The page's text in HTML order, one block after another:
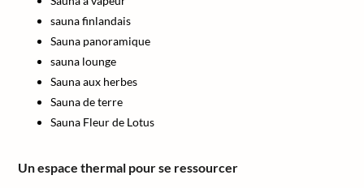
sauna finlandais
Sauna panoramique
sauna lounge
Sauna aux herbes
Sauna de terre
Sauna Fleur de Lotus
Un espace thermal pour se ressourcer